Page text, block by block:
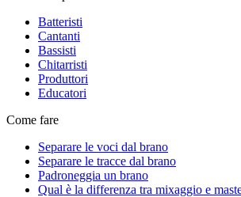
Batteristi
Cantanti
Bassisti
Chitarristi
Produttori
Educatori
Come fare
Separare le voci dal brano
Separare le tracce dal brano
Padroneggia un brano
Qual è la differenza tra mixaggio e